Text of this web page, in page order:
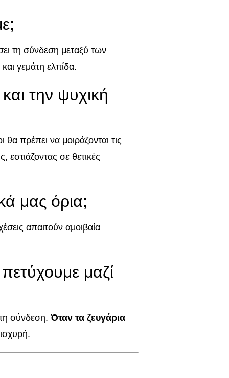
τη σύνδεση μεταξύ των
και γεμάτη ελπίδα.
την ψυχική
πρέπει να μοιράζονται τις
εστιάζοντας σε θετικές
μας όρια;
απαιτούν αμοιβαία
μαζί
τη σύνδεση.Όταν τα ζευγάρια